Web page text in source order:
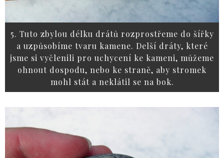
5. Tuto zbylou délku drátů rozprostřeme do šířky
a uzpůsobíme tvaru kamene. Delší dráty, které
jsme si vyčlenili pro uchycení ke kameni, můžeme
ohnout dospodu, nebo ke straně, aby stromek
mohl stát a neklátil se na bok.